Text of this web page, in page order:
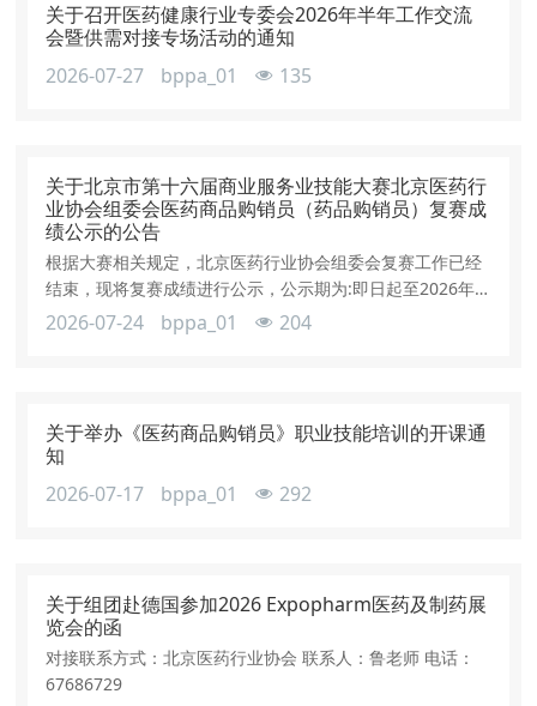
关于召开医药健康行业专委会2026年半年工作交流
会暨供需对接专场活动的通知
2026-07-27
bppa_01 135
关于北京市第十六届商业服务业技能大赛北京医药行
业协会组委会医药商品购销员（药品购销员）复赛成
绩公示的公告
根据大赛相关规定，北京医药行业协会组委会复赛工作已经
结束，现将复赛成绩进行公示，公示期为:即日起至2026年7
月29日止。咨询电话：010-67681759 咨询时间：工作日上
2026-07-24 bppa_01 204
关于举办《医药商品购销员》职业技能培训的开课通
知
2026-07-17
bppa_01 292
关于组团赴德国参加2026 Expopharm医药及制药展
览会的函
对接联系方式：北京医药行业协会 联系人：鲁老师 电话：
67686729